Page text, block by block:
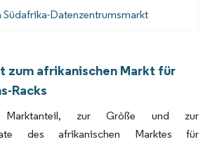
Südafrika-Datenzentrumsmarkt
zum afrikanischen Markt für
Racks
Marktanteil, zur Größe und zur
des afrikanischen Marktes für